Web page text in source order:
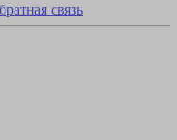
связь